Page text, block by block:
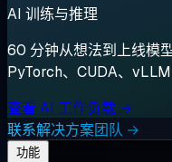
AI 训练与推理
60 分钟从想法到上线模
PyTorch、CUDA、vLLM
查看 AI 工作负载 →
联系解决方案团队 →